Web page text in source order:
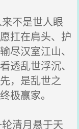
不是世人眼
扛在肩头、护
尽汉室江山、
透乱世浮沉、
，是乱世之
极赢家。
清月悬于天